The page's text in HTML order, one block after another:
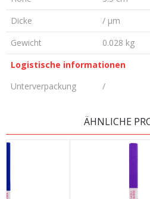
Dicke
/ µm
Gewicht
0.028 kg
Logistische informationen
Unterverpackung
/
ÄHNLICHE